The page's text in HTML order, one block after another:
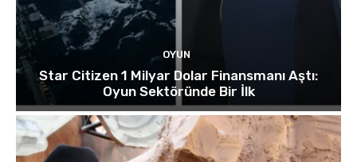
OYUN
Star Citizen 1 Milyar Dolar Finansmanı Aştı:
Oyun Sektöründe Bir İlk